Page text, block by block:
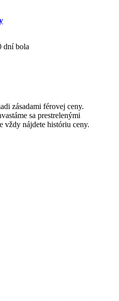
dní bola
zásadami férovej ceny.
sa prestrelenými
vždy nájdete históriu ceny.